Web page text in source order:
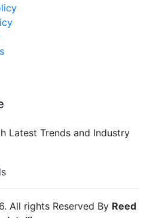
Latest Trends and Industry
. All rights Reserved By Reed